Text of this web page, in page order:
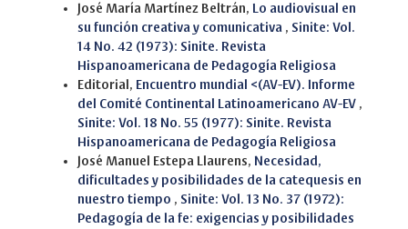
José María Martínez Beltrán,
Lo audiovisual en
su función creativa y comunicativa , Sinite: Vol.
14 No. 42 (1973): Sinite. Revista
Hispanoamericana de Pedagogía Religiosa
Editorial, Encuentro mundial <(AV-EV). Informe
del Comité Continental Latinoamericano AV-EV ,
Sinite: Vol. 18 No. 55 (1977): Sinite. Revista
Hispanoamericana de Pedagogía Religiosa
José Manuel Estepa Llaurens, Necesidad,
dificultades y posibilidades de la catequesis en
nuestro tiempo , Sinite: Vol. 13 No. 37 (1972):
Pedagogía de la fe: exigencias y posibilidades